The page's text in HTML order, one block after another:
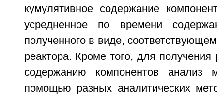
кумулятивное содержание
усредненное по времени
полученного в виде,
реактора. Кроме того, для
содержанию компонентов анализ
помощью разных аналитических